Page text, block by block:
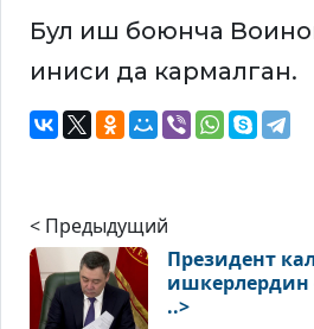
Бул иш боюнча
иниси да кармалган.
< Предыдущий
Президент
ишкерлердин
..>